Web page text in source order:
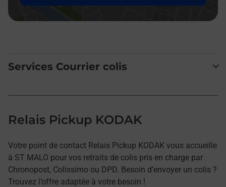
Services Courrier colis
Relais Pickup KODAK
Votre point de contact Relais Pickup KODAK vous accueille
à ST MALO pour vos retraits de colis pris en charge par
Chronopost, Colissimo ou DPD. Besoin d’envoyer un colis ?
Trouvez l’offre adaptée à votre besoin !